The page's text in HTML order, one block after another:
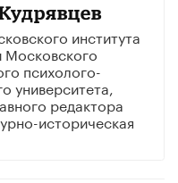
института
Московского
психолого-
университета,
редактора
историческая